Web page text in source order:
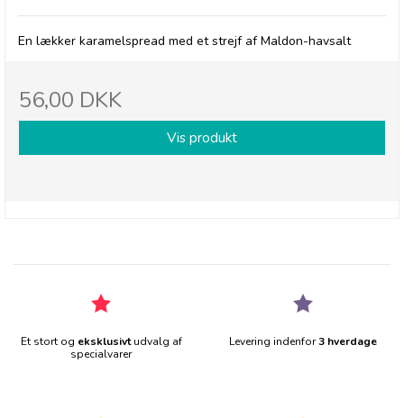
En lækker karamelspread med et strejf af Maldon-havsalt
56,00 DKK
Vis produkt
Et stort og eksklusivtudvalg af
specialvarer
Levering indenfor3 hverdage